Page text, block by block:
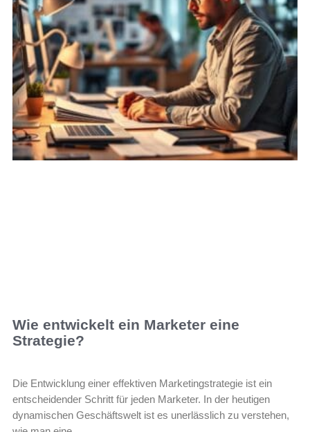
Wie entwickelt ein Marketer eine
Strategie?
Die Entwicklung einer effektiven Marketingstrategie ist ein
entscheidender Schritt für jeden Marketer. In der heutigen
dynamischen Geschäftswelt ist es unerlässlich zu verstehen,